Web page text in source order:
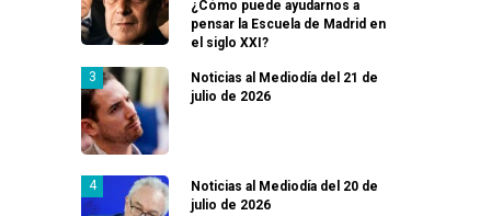
¿Cómo puede ayudarnos a
pensar la Escuela de Madrid en
el siglo XXI?
Noticias al Mediodía del 21 de
julio de 2026
Noticias al Mediodía del 20 de
julio de 2026